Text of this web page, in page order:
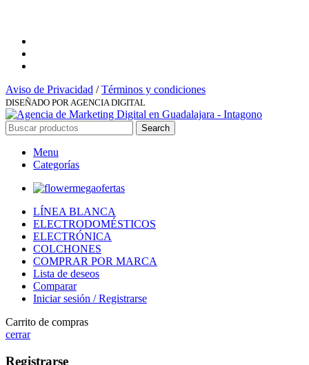
Aviso de Privacidad /Términos y condiciones
DISEÑADO POR AGENCIA DIGITAL
Search
Menu
Categorías
megaofertas
LÍNEA BLANCA
ELECTRODOMÉSTICOS
ELECTRÓNICA
COLCHONES
COMPRAR POR MARCA
Lista de deseos
Comparar
Iniciar sesión / Registrarse
Carrito de compras
cerrar
Registrarse